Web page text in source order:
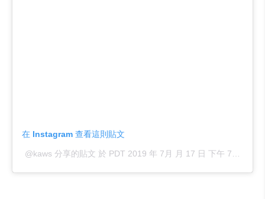
在 Instagram 查看這則貼文
@kaws 分享的貼文 於 PDT 2019 年 7月 月 17 日 下午 7:05